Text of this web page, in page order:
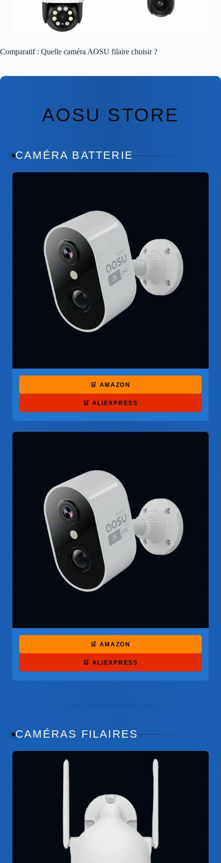
Comparatif : Quelle caméra AOSU filaire choisir ?
AOSU STORE
CAMÉRA BATTERIE
🛒 AMAZON
🛒 ALIEXPRESS
🛒 AMAZON
🛒 ALIEXPRESS
CAMÉRAS FILAIRES